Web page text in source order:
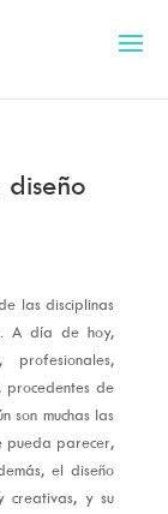
las disciplinas
A día de hoy,
profesionales,
procedentes de
son muchas las
pueda parecer,
el diseño
creativas, y su